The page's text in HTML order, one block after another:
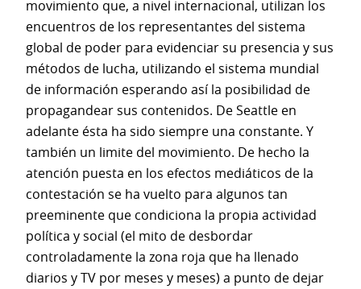
movimiento que, a nivel internacional, utilizan los
encuentros de los representantes del sistema
global de poder para evidenciar su presencia y sus
métodos de lucha, utilizando el sistema mundial
de información esperando así la posibilidad de
propagandear sus contenidos. De Seattle en
adelante ésta ha sido siempre una constante. Y
también un limite del movimiento. De hecho la
atención puesta en los efectos mediáticos de la
contestación se ha vuelto para algunos tan
preeminente que condiciona la propia actividad
política y social (el mito de desbordar
controladamente la zona roja que ha llenado
diarios y TV por meses y meses) a punto de dejar